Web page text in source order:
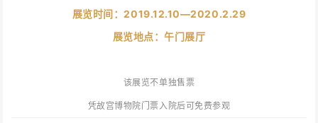
展览时间：2019.12.10—2020.2.29
展览地点：午门展厅
该展览不单独售票
凭故宫博物院门票入院后可免费参观